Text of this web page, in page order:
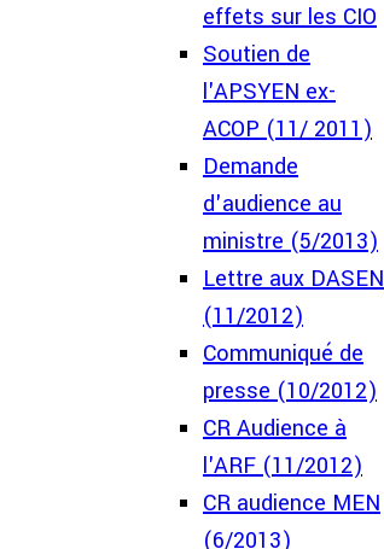
effets sur les CIO
Soutien de
l'APSYEN ex-
ACOP (11/ 2011)
Demande
d'audience au
ministre (5/2013)
Lettre aux DASEN
(11/2012)
Communiqué de
presse (10/2012)
CR Audience à
l'ARF (11/2012)
CR audience MEN
(6/2013)